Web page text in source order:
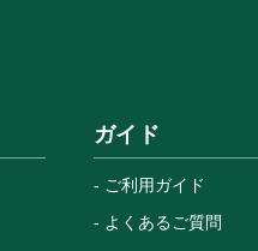
ガイド
ご利用ガイド
よくあるご質問